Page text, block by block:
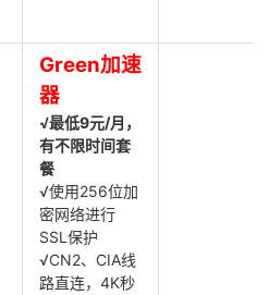
Green加速
器
√最低9元/月，
有不限时间套
餐
√使用256位加
密网络进行
SSL保护
√CN2、CIA线
路直连，4K秒